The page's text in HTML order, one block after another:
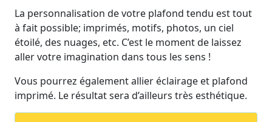
La personnalisation de votre plafond tendu est tout
à fait possible; imprimés, motifs, photos, un ciel
étoilé, des nuages, etc. C’est le moment de laissez
aller votre imagination dans tous les sens !
Vous pourrez également allier éclairage et plafond
imprimé. Le résultat sera d’ailleurs très esthétique.